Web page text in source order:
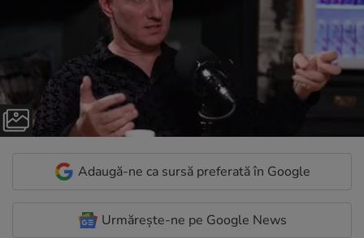
Adaugă-ne ca sursă preferată în Google
Urmărește-ne pe Google News